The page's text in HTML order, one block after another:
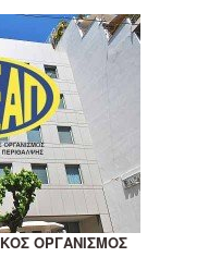
ΟΡΓΑΝΙΣΜΟΣ